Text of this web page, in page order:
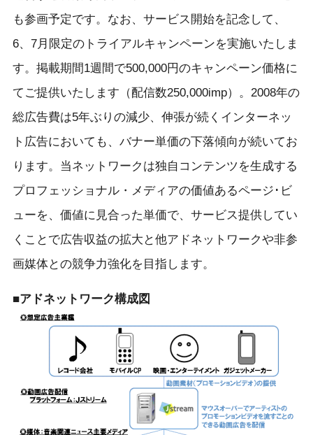
も参画予定です。なお、サービス開始を記念して、
6、7月限定のトライアルキャンペーンを実施いたしま
す。掲載期間1週間で500,000円のキャンペーン価格に
てご提供いたします（配信数250,000imp）。2008年の
総広告費は5年ぶりの減少、伸張が続くインターネッ
ト広告においても、バナー単価の下落傾向が続いてお
ります。当ネットワークは独自コンテンツを生成する
プロフェッショナル・メディアの価値あるページ･ビ
ューを、価値に見合った単価で、サービス提供してい
くことで広告収益の拡大と他アドネットワークや非参
画媒体との競争力強化を目指します。
■アドネットワーク構成図